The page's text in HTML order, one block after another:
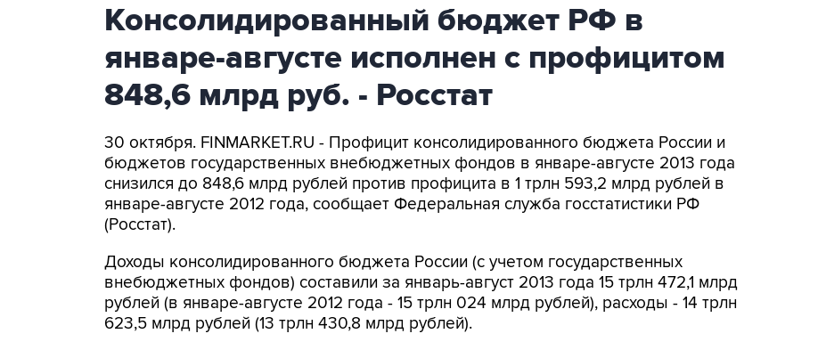
Консолидированный бюджет РФ в
январе-августе исполнен с профицитом
848,6 млрд руб. - Росстат
30 октября. FINMARKET.RU - Профицит консолидированного бюджета России и
бюджетов государственных внебюджетных фондов в январе-августе 2013 года
снизился до 848,6 млрд рублей против профицита в 1 трлн 593,2 млрд рублей в
январе-августе 2012 года, сообщает Федеральная служба госстатистики РФ
(Росстат).
Доходы консолидированного бюджета России (с учетом государственных
внебюджетных фондов) составили за январь-август 2013 года 15 трлн 472,1 млрд
рублей (в январе-августе 2012 года - 15 трлн 024 млрд рублей), расходы - 14 трлн
623,5 млрд рублей (13 трлн 430,8 млрд рублей).